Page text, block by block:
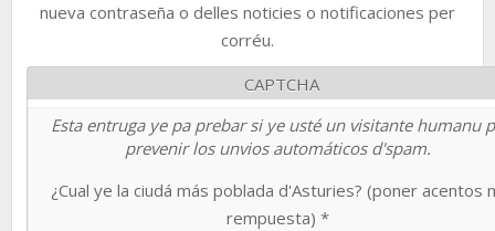
nueva contraseña o delles noticies o notificaciones per
corréu.
CAPTCHA
Esta entruga ye pa prebar si ye usté un visitante humanu
prevenir los unvios automáticos d'spam.
¿Cual ye la ciudá más poblada d'Asturies? (poner acentos
rempuesta) *